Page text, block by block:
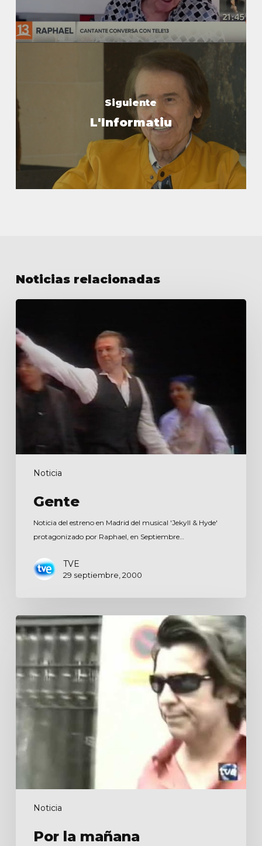
Siguiente
L'Informatiu
Noticias relacionadas
Noticia
Gente
Gente
Noticia del estreno en Madrid del musical 'Jekyll & Hyde'
protagonizado por Raphael, en Septiembre…
TVE
29 septiembre, 2000
Noticia
Por
la
mañana
Por la mañana